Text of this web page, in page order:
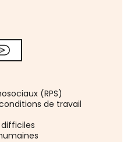
(RPS)
de travail